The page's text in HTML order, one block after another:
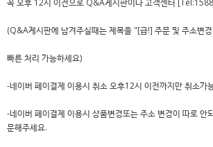
꼭 오후 12시 이전으로 Q&A게시판이나 고객센터
(Q&A게시판에 남겨주실때는 제목을 "[급!] 주문 및 주소변
빠른 처리 가능하세요)
-네이버 페이결제 이용시 취소 오후12시 이전까지만 취소가
-네이버 페이결제 이용시 상품변경또는 주소 변경이 따로 안
문해주세요.